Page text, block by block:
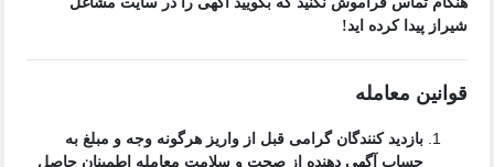
شیراز پیدا کرده اید!
قوانین معامله
بازدید کنندگان گرامی قبل از واریز هرگونه وجه و مبلغ به
حساب آگهی دهنده از صحت و سلامت معامله اطمینان حاصل